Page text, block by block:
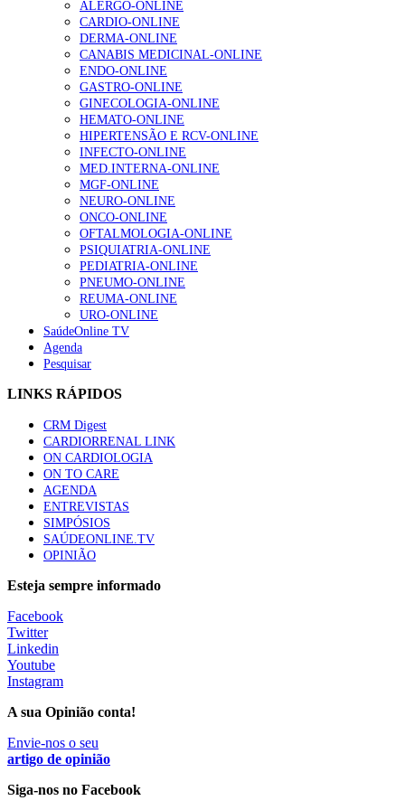
Alguns milhares de utentes podem ficar sem médico de
família com nova regras do registo, alerta associação
175 visualizações
Quase quatro em cada dez doentes com enfarte
apresentavam níveis elevados de Lp(a), revela estudo
86 visualizações
“Os programas de rastreio do cancro do pulmão são
custo-efetivos e representam um investimento
sustentável para os sistemas de saúde”
66 visualizações
Trodelvy aprovado para primeira linha no cancro da
elegíveis para inibidores PD-(L)1
Especialistas defendem mais potássio na alimentação
para ajudar a controlar a hipertensão
57 visualizações
MAIS NOTÍCIAS
Sindicato diz que nova carreira de médicos dentistas reforça
estabilidade no SNS
6 Ago, 2026
Mais de 400 utentes beneficiaram de comparticipação reforçada
para tratamentos de infertilidade na Madeira
6 Ago, 2026|0 Comments
ALERGO-ONLINE
CARDIO-ONLINE
DERMA-ONLINE
CANABIS MEDICINAL-ONLINE
ENDO-ONLINE
GASTRO-ONLINE
GINECOLOGIA-ONLINE
HEMATO-ONLINE
HIPERTENSÃO E RCV-ONLINE
INFECTO-ONLINE
MED.INTERNA-ONLINE
MGF-ONLINE
NEURO-ONLINE
ONCO-ONLINE
OFTALMOLOGIA-ONLINE
PSIQUIATRIA-ONLINE
PEDIATRIA-ONLINE
PNEUMO-ONLINE
REUMA-ONLINE
URO-ONLINE
SaúdeOnline TV
Agenda
Pesquisar
LINKS RÁPIDOS
CRM Digest
CARDIORRENAL LINK
ON CARDIOLOGIA
ON TO CARE
AGENDA
ENTREVISTAS
SIMPÓSIOS
SAÚDEONLINE.TV
OPINIÃO
Esteja sempre informado
Facebook
Twitter
Linkedin
Youtube
Instagram
A sua Opinião conta!
Envie-nos o seu
artigo de opinião
Siga-nos no Facebook